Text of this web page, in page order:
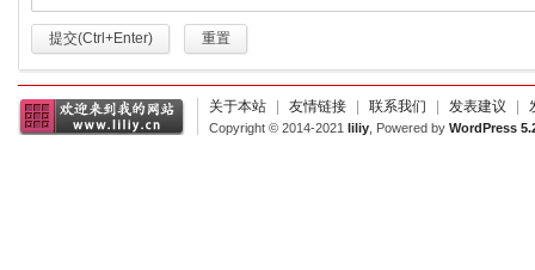
提交(Ctrl+Enter) 重置
关于本站 友情链接 联系我们 发表建议
Copyright © 2014-2021 liliy , Powered by WordPress